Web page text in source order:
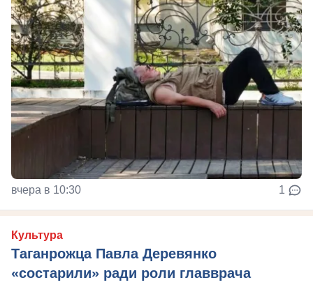
вчера в 10:30 1
Культура
Таганрожца Павла Деревянко
«состарили» ради роли главврача